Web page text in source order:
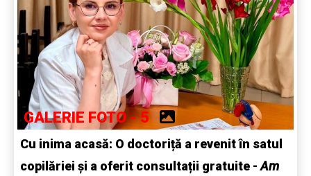
GALERIE FOTO - 5
Cu inima acasă: O doctoriță a revenit în satul
copilăriei și a oferit consultații gratuite -Am